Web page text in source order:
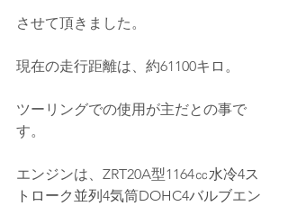
させて頂きました。
現在の走行距離は、約61100キロ。
ツーリングでの使用が主だとの事で
す。
エンジンは、 ZRT20A型1164㏄水冷4ス
トローク並列4気筒DOHC4バルブエン